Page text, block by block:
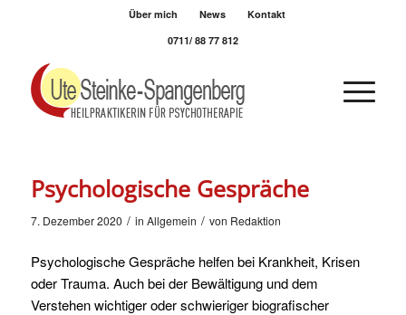
Über mich News
Kontakt
0711/ 88 77 812
Psychologische Gespräche
7. Dezember 2020 / in Allgemein / von Redaktion
Psychologische Gespräche helfen bei Krankheit, Krisen
oder Trauma. Auch bei der Bewältigung und dem
Verstehen wichtiger oder schwieriger biografischer